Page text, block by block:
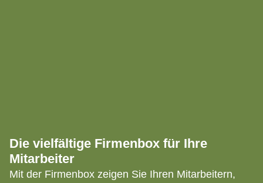
Die vielfältige Firmenbox für Ihre
Mitarbeiter
Mit der Firmenbox zeigen Sie Ihren Mitarbeitern,